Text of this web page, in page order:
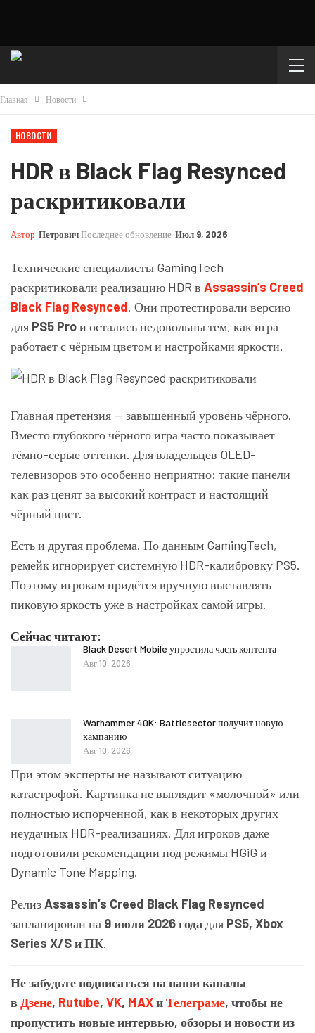
Главная Новости
НОВОСТИ
HDR в Black Flag Resynced
раскритиковали
Автор ПетровичПоследнее обновление Июл 9, 2026
Технические специалисты GamingTech
раскритиковали реализацию HDR в Assassin’s Creed
Black Flag Resynced. Они протестировали версию
для PS5 Proи остались недовольны тем, как игра
работает с чёрным цветом и настройками яркости.
Главная претензия — завышенный уровень чёрного.
Вместо глубокого чёрного игра часто показывает
тёмно-серые оттенки. Для владельцев OLED-
телевизоров это особенно неприятно: такие панели
как раз ценят за высокий контраст и настоящий
чёрный цвет.
Есть и другая проблема. По данным GamingTech,
ремейк игнорирует системную HDR-калибровку PS5.
Поэтому игрокам придётся вручную выставлять
пиковую яркость уже в настройках самой игры.
Сейчас читают:
Black Desert Mobile упростила часть контента
Авг 10, 2026
Warhammer 40K: Battlesector получит новую
кампанию
Авг 10, 2026
При этом эксперты не называют ситуацию
катастрофой. Картинка не выглядит «молочной» или
полностью испорченной, как в некоторых других
неудачных HDR-реализациях. Для игроков даже
подготовили рекомендации под режимы HGiG и
Dynamic Tone Mapping.
Релиз Assassin’s Creed Black Flag Resynced
запланирован на 9 июля 2026 года для PS5, Xbox
Series X/S и ПК.
Не забудьте подписаться на наши каналы
в Дзене, Rutube, VK, MAXиТелеграме, чтобы не
пропустить новые интервью, обзоры и новости из